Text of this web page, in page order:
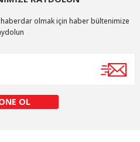
olmak için haber bültenimize
OL